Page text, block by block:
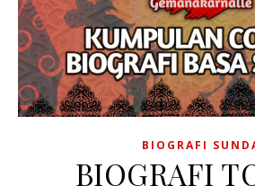
BIOGRAFI
BIOGRAFI